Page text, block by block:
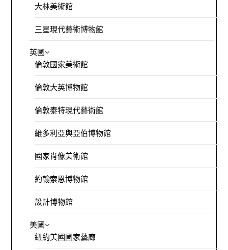
大林美術館
三星現代藝術博物館
英國
倫敦國家美術館
倫敦大英博物館
倫敦泰特現代藝術館
維多利亞與亞伯博物館
國家肖像美術館
約翰索恩博物館
設計博物館
美國
紐約美國國家藝廊